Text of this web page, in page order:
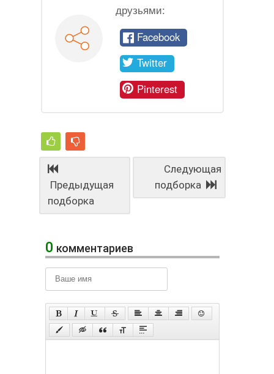
друзьями:
Facebook
Twitter
Pinterest
Предыдущая
подборка
Следующая
подборка
0 комментариев